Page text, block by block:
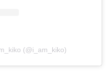
(@i_am_kiko)